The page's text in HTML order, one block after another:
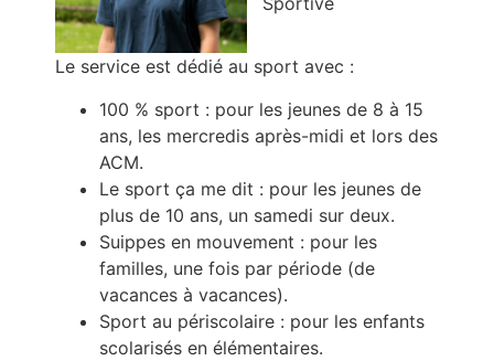
Le service est dédié au sport avec :
100 % sport : pour les jeunes de 8 à 15
ans, les mercredis après-midi et lors des
ACM.
Le sport ça me dit : pour les jeunes de
plus de 10 ans, un samedi sur deux.
Suippes en mouvement : pour les
familles, une fois par période (de
vacances à vacances).
Sport au périscolaire : pour les enfants
scolarisés en élémentaires.